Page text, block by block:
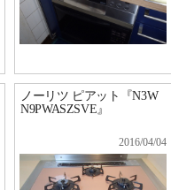
ノーリツ ピアット『N3W
N9PWASZSVE』
2016/04/04